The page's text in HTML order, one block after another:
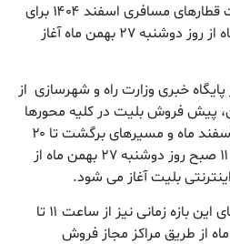
ریال نیوز : پیش فروش بلیت‌ قطارهای مسافری اسفند ۱۴۰۴ برای
بازه زمانی یکم تا ۱۹ اسفند ماه از روز دوشنبه ۲۷ بهمن ماه آغاز
پایگاه خبری وزارت راه و شهرسازی از
پیش فروش بلیت در کلیه محورها
(مسیرهای رفت تا تاریخ ۱۹ اسفند ماه و مسیرهای برگشت تا ۲۰
اسفندماه) از ساعت ۸:۳۰ تا ۱۱ صبح روز دوشنبه ۲۷ بهمن ماه از
بلیت آغاز می شود.
پیش فروش حضوری بلیت‌های این بازه زمانی نیز از ساعت ۱۱ تا
۲۷ بهمن ماه از طریق مراکز مجاز فروش